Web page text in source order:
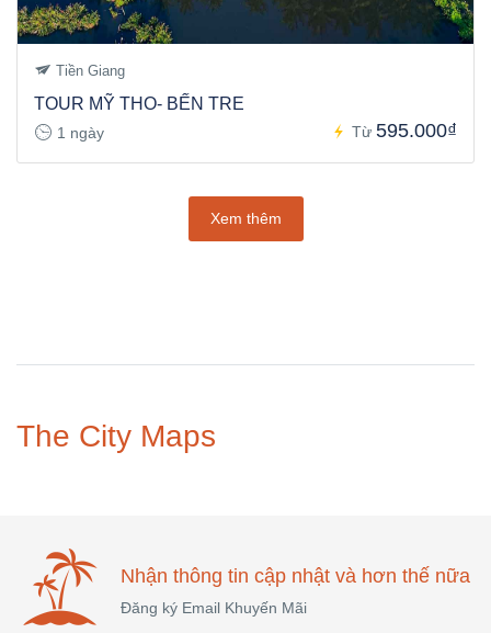
Tiền Giang
TOUR MỸ THO- BẾN TRE
1 ngày Từ 595.000₫
Xem thêm
The City Maps
Nhận thông tin cập nhật và hơn thế nữa
Đăng ký Email Khuyến Mãi